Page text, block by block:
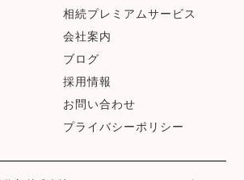
相続プレミアムサービス
会社案内
ブログ
採用情報
お問い合わせ
プライバシーポリシー